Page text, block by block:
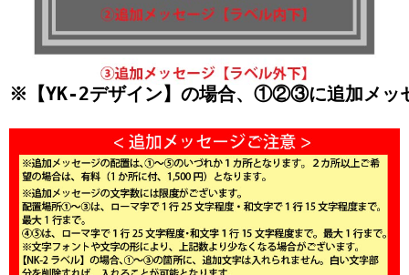
※【YK-2デザイン】の場合、①②③に追加メッ